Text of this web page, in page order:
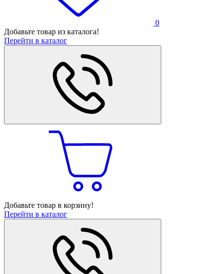
0
Добавьте товар из каталога!
Перейти в каталог
Добавьте товар в корзину!
Перейти в каталог